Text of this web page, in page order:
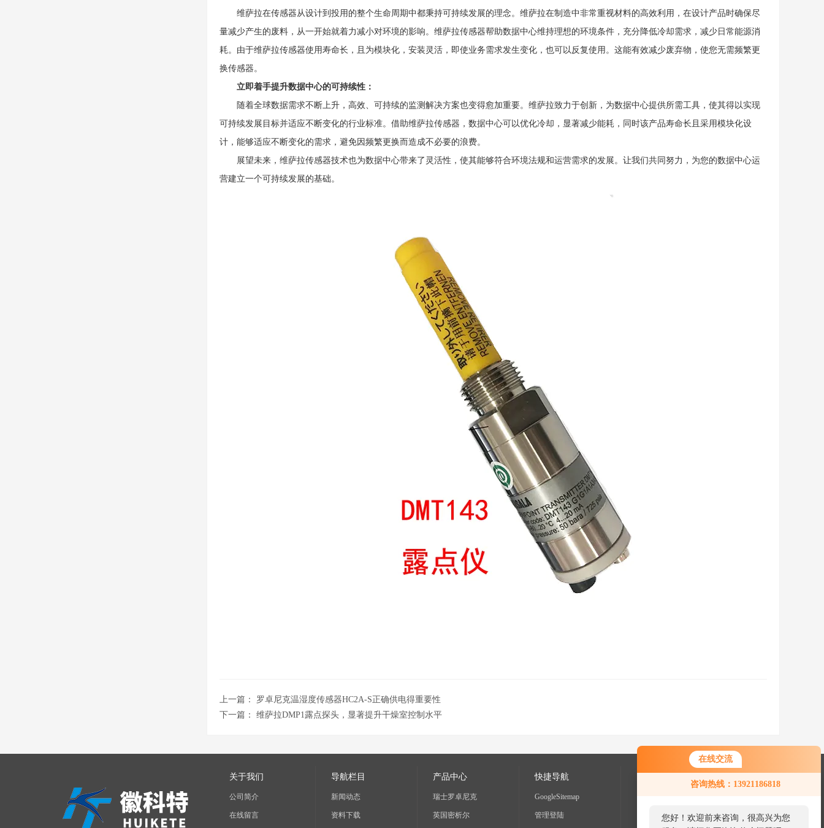
在线交流
咨询热线：13921186818
您好！欢迎前来咨询，很高兴为您
维萨拉在传感器从设计到投用的整个生命周期中都秉持可持续发展的理念。维萨拉在制造中非常重视材料的高效利用，在设计产品时确保尽
量减少产生的废料，从一开始就着力减小对环境的影响。维萨拉传感器帮助数据中心维持理想的环境条件，充分降低冷却需求，减少日常能源消
耗。由于维萨拉传感器使用寿命长，且为模块化，安装灵活，即使业务需求发生变化，也可以反复使用。这能有效减少废弃物，使您无需频繁更
换传感器。
立即着手提升数据中心的可持续性：
随着全球数据需求不断上升，高效、可持续的监测解决方案也变得愈加重要。维萨拉致力于创新，为数据中心提供所需工具，使其得以实现
可持续发展目标并适应不断变化的行业标准。借助维萨拉传感器，数据中心可以优化冷却，显著减少能耗，同时该产品寿命长且采用模块化设
计，能够适应不断变化的需求，避免因频繁更换而造成不必要的浪费。
展望未来，维萨拉传感器技术也为数据中心带来了灵活性，使其能够符合环境法规和运营需求的发展。让我们共同努力，为您的数据中心运
营建立一个可持续发展的基础。
上一篇： 罗卓尼克温湿度传感器HC2A-S正确供电得重要性
下一篇： 维萨拉DMP1露点探头，显著提升干燥室控制水平
关于我们
公司简介
在线留言
导航栏目
新闻动态
资料下载
产品中心
瑞士罗卓尼克
英国密析尔
快捷导航
GoogleSitemap
管理登陆